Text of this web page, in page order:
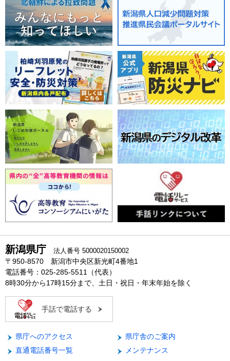
新潟県庁 法人番号 5000020150002
〒950-8570 新潟市中央区新光町4番地1
電話番号：025-285-5511（代表）
8時30分から17時15分まで、土日・祝日・年末年始を除く
手話で電話する
県庁へのアクセス
県庁舎のご案内
直通電話番号一覧
メンテナンス